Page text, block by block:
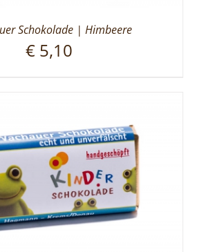
Schokolade | Himbeere
€ 5,10